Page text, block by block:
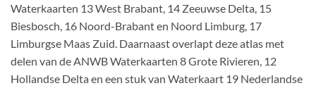
Waterkaarten 13 West Brabant, 14 Zeeuwse Delta, 15
Biesbosch, 16 Noord-Brabant en Noord Limburg, 17
Limburgse Maas Zuid. Daarnaast overlapt deze atlas met
delen van de ANWB Waterkaarten 8 Grote Rivieren, 12
Hollandse Delta en een stuk van Waterkaart 19 Nederlandse